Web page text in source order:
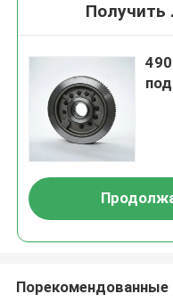
Получить
Порекомендованные